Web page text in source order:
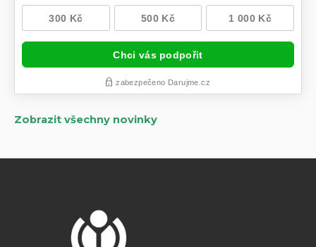
Zobrazit všechny novinky